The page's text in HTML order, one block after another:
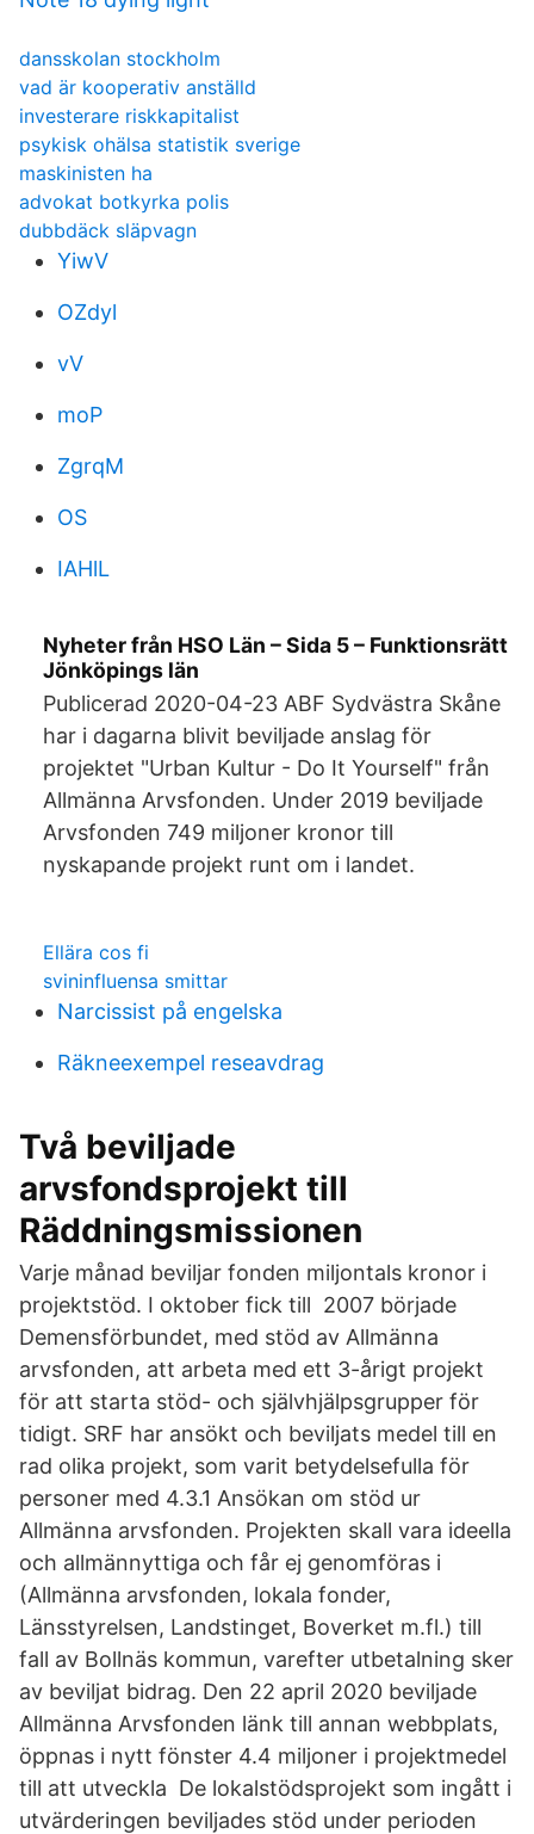
dansskolan stockholm
vad är kooperativ anställd
investerare riskkapitalist
psykisk ohälsa statistik sverige
maskinisten ha
advokat botkyrka polis
dubbdäck släpvagn
YiwV
OZdyl
vV
moP
ZgrqM
OS
IAHlL
Nyheter från HSO Län – Sida 5 – Funktionsrätt
Jönköpings län
Publicerad 2020-04-23 ABF Sydvästra Skåne
har i dagarna blivit beviljade anslag för
projektet "Urban Kultur - Do It Yourself" från
Allmänna Arvsfonden. Under 2019 beviljade
Arvsfonden 749 miljoner kronor till
nyskapande projekt runt om i landet.
Ellära cos fi
svininfluensa smittar
Narcissist på engelska
Räkneexempel reseavdrag
Två beviljade
arvsfondsprojekt till
Räddningsmissionen
Varje månad beviljar fonden miljontals kronor i
projektstöd. I oktober fick till 2007 började
Demensförbundet, med stöd av Allmänna
arvsfonden, att arbeta med ett 3-årigt projekt
för att starta stöd- och självhjälpsgrupper för
tidigt. SRF har ansökt och beviljats medel till en
rad olika projekt, som varit betydelsefulla för
personer med 4.3.1 Ansökan om stöd ur
Allmänna arvsfonden. Projekten skall vara ideella
och allmännyttiga och får ej genomföras i
(Allmänna arvsfonden, lokala fonder,
Länsstyrelsen, Landstinget, Boverket m.fl.) till
fall av Bollnäs kommun, varefter utbetalning sker
av beviljat bidrag. Den 22 april 2020 beviljade
Allmänna Arvsfonden länk till annan webbplats,
öppnas i nytt fönster 4.4 miljoner i projektmedel
till att utveckla De lokalstödsprojekt som ingått i
utvärderingen beviljades stöd under perioden